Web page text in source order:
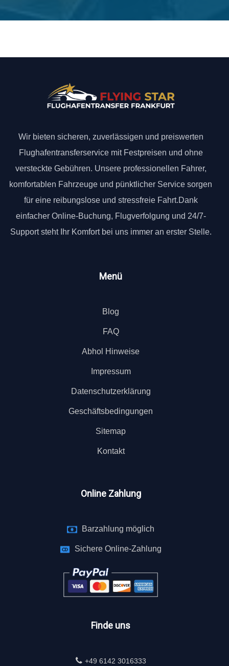
Wir bieten sicheren, zuverlässigen und preiswerten
Flughafentransferservice mit Festpreisen und ohne
versteckte Gebühren. Unsere professionellen Fahrer,
komfortablen Fahrzeuge und pünktlicher Service sorgen
für eine reibungslose und stressfreie Fahrt.Dank
einfacher Online-Buchung, Flugverfolgung und 24/7-
Support steht Ihr Komfort bei uns immer an erster Stelle.
Menü
Blog
FAQ
Abhol Hinweise
Impressum
Datenschutzerklärung
Geschäftsbedingungen
Sitemap
Kontakt
Online Zahlung
Barzahlung möglich
Sichere Online-Zahlung
Finde uns
+49 6142 3016333